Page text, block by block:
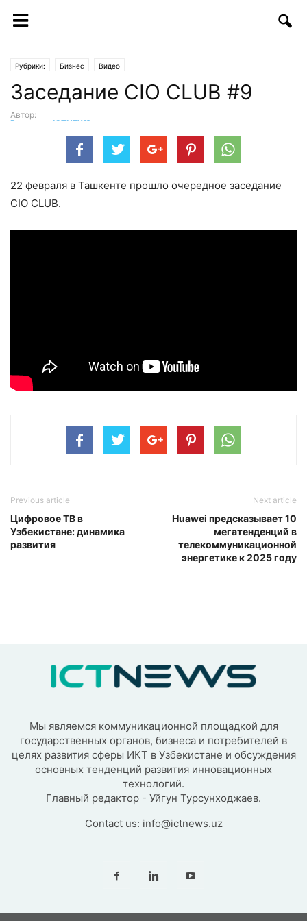
Рубрики: Бизнес Видео
Заседание CIO CLUB #9
Автор:
Редакция ICTNEWS
22 февраля в Ташкенте прошло очередное заседание
CIO CLUB.
Previous article
Цифровое ТВ в
Узбекистане: динамика
развития
Next article
Huawei предсказывает 10
мегатенденций в
телекоммуникационной
энергетике к 2025 году
Мы являемся коммуникационной площадкой для
государственных органов, бизнеса и потребителей в
целях развития сферы ИКТ в Узбекистане и обсуждения
основных тенденций развития инновационных
технологий.
Главный редактор - Уйгун Турсунходжаев.
Contact us: info@ictnews.uz